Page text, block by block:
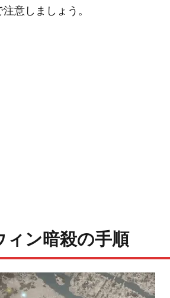
意しましょう。
ィン暗殺の手順